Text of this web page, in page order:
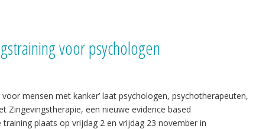
voor psychologen
mensen met kanker’ laat psychologen, psychotherapeuten,
Zingevingstherapie, een nieuwe evidence based
plaats op vrijdag 2 en vrijdag 23 november in